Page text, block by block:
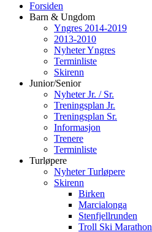
Forsiden
Barn & Ungdom
Yngres 2014-2019
2013-2010
Nyheter Yngres
Terminliste
Skirenn
Junior/Senior
Nyheter Jr. / Sr.
Treningsplan Jr.
Treningsplan Sr.
Informasjon
Trenere
Terminliste
Turløpere
Nyheter Turløpere
Skirenn
Birken
Marcialonga
Stenfjellrunden
Troll Ski Marathon